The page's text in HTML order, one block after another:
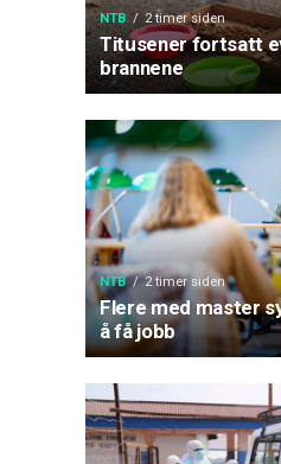
NTB 2 timer siden
Titusener fortsatt
brannene
NTB 2 timer siden
Flere med master
å få jobb